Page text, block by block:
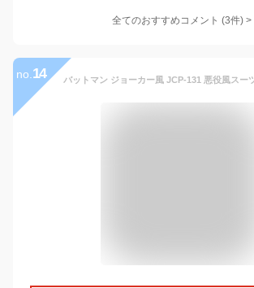
全てのおすすめコメント (3件) >
no. 14